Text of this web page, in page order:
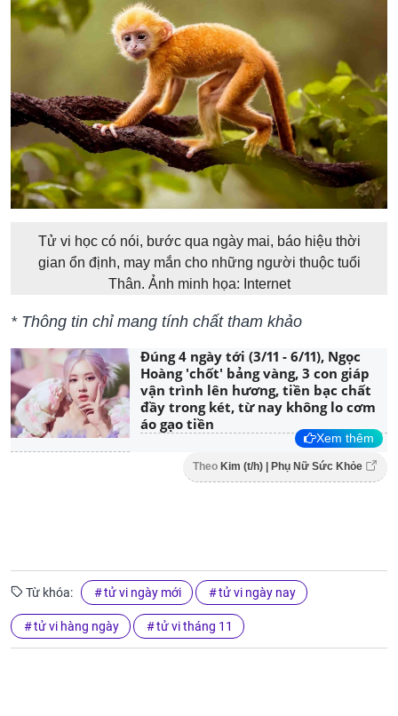
Tử vi học có nói, bước qua ngày mai, báo hiệu thời
gian ổn định, may mắn cho những người thuộc tuổi
Thân. Ảnh minh họa: Internet
* Thông tin chỉ mang tính chất tham khảo
Đúng 4 ngày tới (3/11 - 6/11), Ngọc
Hoàng 'chốt' bảng vàng, 3 con giáp
vận trình lên hương, tiền bạc chất
đầy trong két, từ nay không lo cơm
áo gạo tiền
Xem thêm
Theo Kim (t/h) | Phụ Nữ Sức Khỏe
Từ khóa: tử vi ngày mới tử vi ngày nay
tử vi hàng ngày tử vi tháng 11